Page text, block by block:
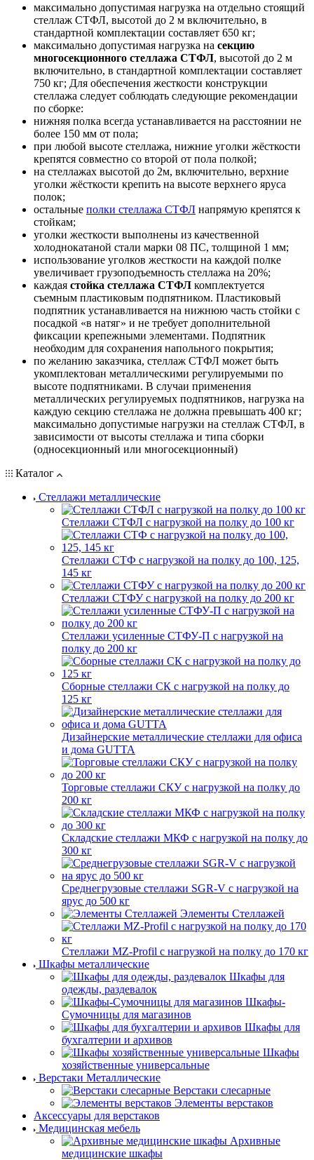
максимально допустимая нагрузка на отдельно стоящий
стеллаж СТФЛ, высотой до 2 м включительно, в
стандартной комплектации составляет 650 кг;
максимально допустимая нагрузка на секцию
многосекционного стеллажа СТФЛ, высотой до 2 м
включительно, в стандартной комплектации составляет
750 кг; Для обеспечения жесткости конструкции
стеллажа следует соблюдать следующие рекомендации
по сборке:
нижняя полка всегда устанавливается на расстоянии не
более 150 мм от пола;
при любой высоте стеллажа, нижние уголки жёсткости
крепятся совместно со второй от пола полкой;
на стеллажах высотой до 2м, включительно, верхние
уголки жёсткости крепить на высоте верхнего яруса
полок;
остальные полки стеллажа СТФЛ напрямую крепятся к
стойкам;
уголки жесткости выполнены из качественной
холоднокатаной стали марки 08 ПС, толщиной 1 мм;
использование уголков жесткости на каждой полке
увеличивает грузоподъемность стеллажа на 20%;
каждая стойка стеллажа СТФЛ комплектуется
съемным пластиковым подпятником. Пластиковый
подпятник устанавливается на нижнюю часть стойки с
посадкой «в натяг» и не требует дополнительной
фиксации крепежными элементами. Подпятник
необходим для сохранения напольного покрытия;
по желанию заказчика, стеллаж СТФЛ может быть
укомплектован металлическими регулируемыми по
высоте подпятниками. В случаи применения
металлических регулируемых подпятников, нагрузка на
каждую секцию стеллажа не должна превышать 400 кг;
максимально допустимые нагрузки на стеллаж СТФЛ, в
зависимости от высоты стеллажа и типа сборки
(односекционный или многосекционный)
Каталог
Стеллажи металлические
Стеллажи СТФЛ с нагрузкой на полку до 100 кг
Стеллажи СТФ с нагрузкой на полку до 100, 125,
145 кг
Стеллажи СТФУ с нагрузкой на полку до 200 кг
Стеллажи усиленные СТФУ-П с нагрузкой на
полку до 200 кг
Сборные стеллажи СК с нагрузкой на полку до
125 кг
Дизайнерские металлические стеллажи для офиса
и дома GUTTA
Торговые стеллажи СКУ с нагрузкой на полку до
200 кг
Складские стеллажи МКФ с нагрузкой на полку до
300 кг
Среднегрузовые стеллажи SGR-V с нагрузкой на
ярус до 500 кг
Элементы Стеллажей
Стеллажи MZ-Profil с нагрузкой на полку до 170 кг
Шкафы металлические
Шкафы для
одежды, раздевалок
Шкафы-
Сумочницы для магазинов
Шкафы для
бухгалтерии и архивов
Шкафы
хозяйственные универсальные
Верстаки Металлические
Верстаки слесарные
Элементы верстаков
Аксессуары для верстаков
Медицинская мебель
Архивные
медицинские шкафы